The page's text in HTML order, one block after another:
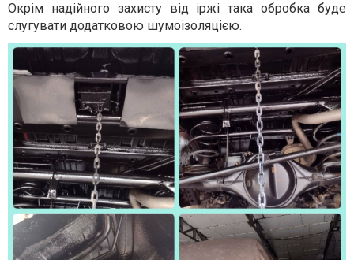
Окрім надійного захисту від іржі така обробка буде
слугувати додатковою шумоізоляцією.